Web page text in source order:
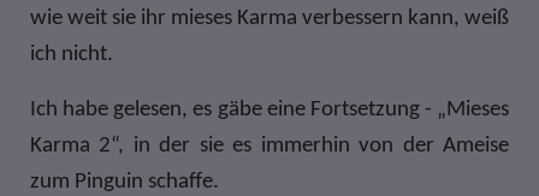
wie weit sie ihr mieses Karma verbessern kann, weiß
ich nicht.
Ich habe gelesen, es gäbe eine Fortsetzung - „Mieses
Karma 2“, in der sie es immerhin von der Ameise
zum Pinguin schaffe.